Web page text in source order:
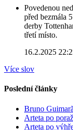
Povedenou
před bezmála
derby
třetí místo.
16.2.2025
Více slov
Poslední články
Bruno
Arteta po
Arteta po